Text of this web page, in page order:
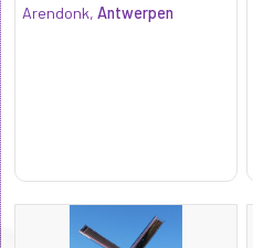
Arendonk, Antwerpen